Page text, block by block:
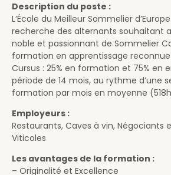
Description du poste :
L’École du Meilleur Sommelier
recherche des alternants souhaitant
noble et passionnant de Sommelier
formation en apprentissage reconnue
Cursus : 25% en formation et 75% en
période de 14 mois, au rythme d’une
formation par mois en moyenne
Employeurs :
Restaurants, Caves à vin, Négociants
Viticoles
Les avantages de la formation :
– Originalité et Excellence